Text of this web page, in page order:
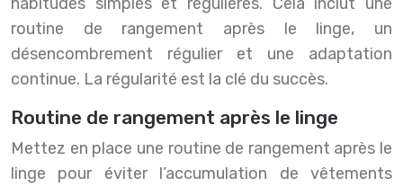
routine de rangement après le linge, un
désencombrement régulier et une adaptation
continue. La régularité est la clé du succès.
Routine de rangement après le linge
Mettez en place une routine de rangement après le
linge pour éviter l’accumulation de vêtements